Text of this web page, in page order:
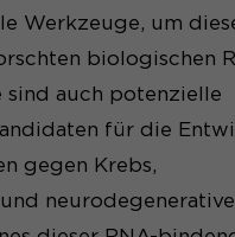
Werkzeuge, um
biologischen
sind auch potenzielle
für die
gegen Krebs,
neurodegenerative